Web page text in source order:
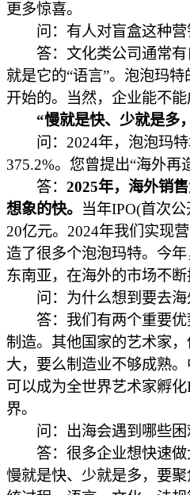
更多惊喜。
问：有人对盲盒这种营
答：文化类公司通常有
就是它的“语言”。泡泡玛
开始的。当然，企业能不
“慢就是快、少就是多
问：2024年，泡泡玛特
375.2%。您曾提出“海外
答： 2025年，海外销
想象的快。 当年IPO(首次
20亿元。2024年我们实现
造了很多个泡泡玛特。今
东南亚，在海外的市场不断
问：为什么想到要去海
答：我们有两个重要优
制造。其他国家的艺术家
大，要么制造业不够成熟
可以成为全世界艺术家孵
界。
问：出海会遇到哪些困
答：很多企业想快速做
慢就是快、少就是多，要